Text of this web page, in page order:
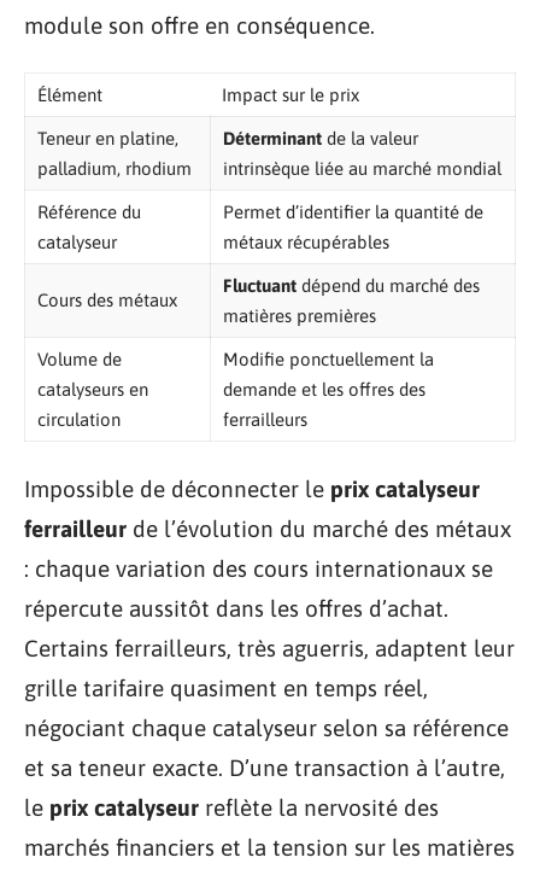
module son offre en conséquence.
Élément Impact sur le prix
Teneur en platine,
palladium, rhodium
Déterminant de la valeur
intrinsèque liée au marché mondial
Référence du
catalyseur
Permet d’identifier la quantité de
métaux récupérables
Cours des métaux
Fluctuant dépend du marché des
matières premières
Volume de
catalyseurs en
circulation
Modifie ponctuellement la
demande et les offres des
ferrailleurs
Impossible de déconnecter le prix catalyseur
ferrailleur de l’évolution du marché des métaux
: chaque variation des cours internationaux se
répercute aussitôt dans les offres d’achat.
Certains ferrailleurs, très aguerris, adaptent leur
grille tarifaire quasiment en temps réel,
négociant chaque catalyseur selon sa référence
et sa teneur exacte. D’une transaction à l’autre,
le prix catalyseur reflète la nervosité des
marchés financiers et la tension sur les matières